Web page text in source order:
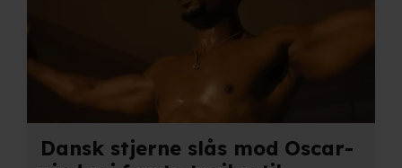
Dansk stjerne slås mod Oscar-